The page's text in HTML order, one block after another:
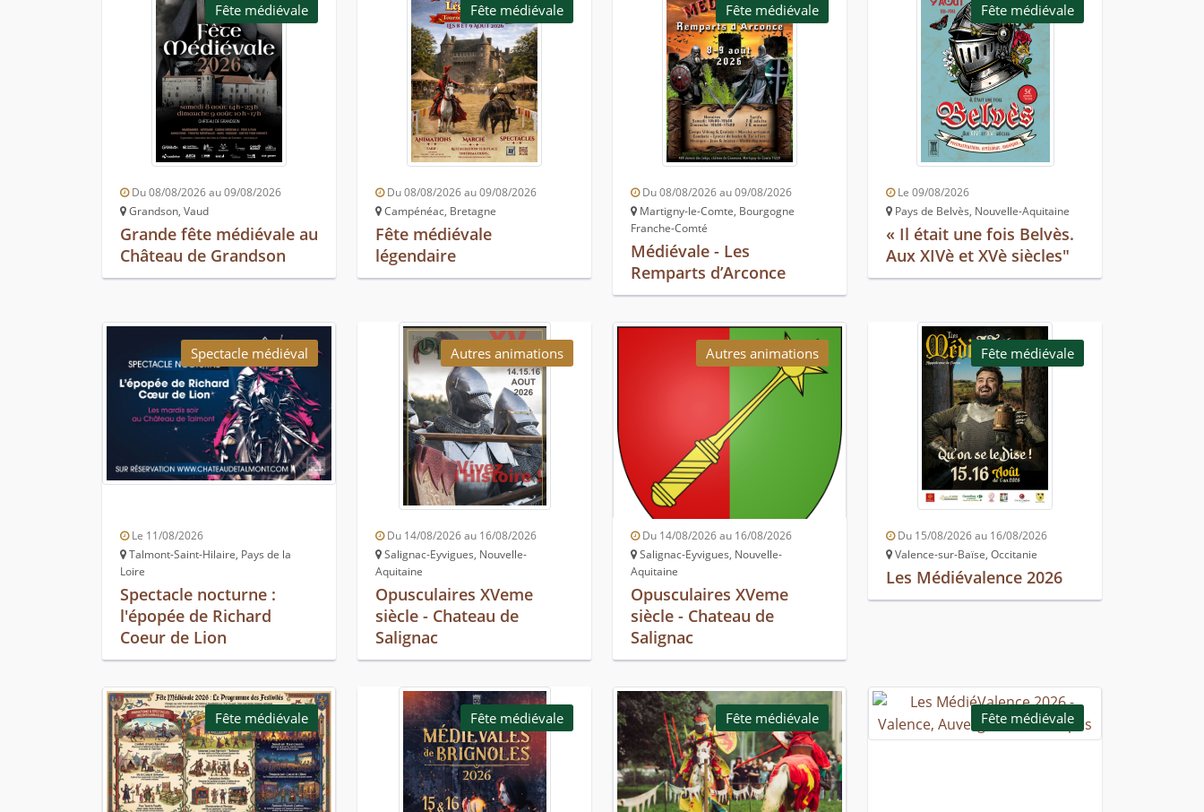
Fête médiévale
Du 08/08/2026 au 09/08/2026
Grandson, Vaud
Grande fête médiévale au
Château de Grandson
Fête médiévale
Du 08/08/2026 au 09/08/2026
Campénéac, Bretagne
Fête médiévale
légendaire
Fête médiévale
Du 08/08/2026 au 09/08/2026
Martigny-le-Comte, Bourgogne
Franche-Comté
Médiévale - Les
Remparts d’Arconce
Fête médiévale
Le 09/08/2026
Pays de Belvès, Nouvelle-Aquitaine
« Il était une fois Belvès.
Aux XIVè et XVè siècles"
Spectacle médiéval
Le 11/08/2026
Talmont-Saint-Hilaire, Pays de la
Loire
Spectacle nocturne :
l'épopée de Richard
Coeur de Lion
Autres animations
Du 14/08/2026 au 16/08/2026
Salignac-Eyvigues, Nouvelle-
Aquitaine
Opusculaires XVeme
siècle - Chateau de
Salignac
Autres animations
Du 14/08/2026 au 16/08/2026
Salignac-Eyvigues, Nouvelle-
Aquitaine
Opusculaires XVeme
siècle - Chateau de
Salignac
Fête médiévale
Du 15/08/2026 au 16/08/2026
Valence-sur-Baïse, Occitanie
Les Médiévalence 2026
Fête médiévale Fête médiévale Fête médiévale Fête médiévale